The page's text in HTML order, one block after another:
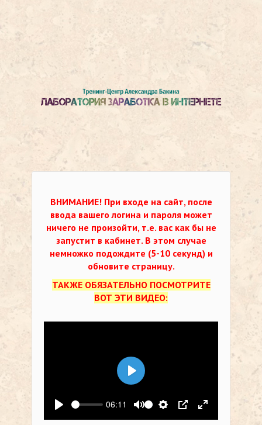
ВНИМАНИЕ! При входе на сайт, после
ввода вашего логина и пароля может
ничего не произойти, т.е. вас как бы не
запустит в кабинет. В этом случае
немножко подождите (5-10 секунд) и
обновите страницу.
ТАКЖЕ ОБЯЗАТЕЛЬНО ПОСМОТРИТЕ
ВОТ ЭТИ ВИДЕО:
Воспроизвести
06:11
Выключить звук
Настройки
PIP На весь
Воспроизвести